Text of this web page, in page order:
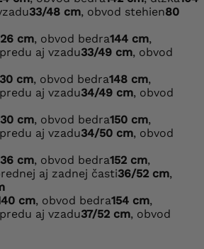
33/48 cm, obvod stehien80
cm, obvod bedra144 cm,
aj vzadu33/49 cm, obvod
cm, obvod bedra148 cm,
aj vzadu34/49 cm, obvod
cm, obvod bedra150 cm,
aj vzadu34/50 cm, obvod
cm, obvod bedra152 cm,
aj zadnej časti36/52 cm,
cm, obvod bedra154 cm,
aj vzadu37/52 cm, obvod